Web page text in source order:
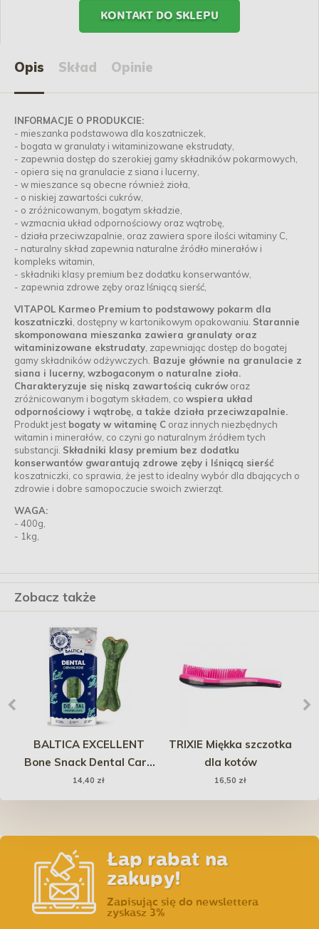
KONTAKT DO SKLEPU
Opis Skład Opinie
INFORMACJE O PRODUKCIE:
- mieszanka podstawowa dla koszatniczek,
- bogata w granulaty i witaminizowane ekstrudaty,
- zapewnia dostęp do szerokiej gamy składników pokarmowych,
- opiera się na granulacie z siana i lucerny,
- w mieszance są obecne również zioła,
- o niskiej zawartości cukrów,
- o zróżnicowanym, bogatym składzie,
- wzmacnia układ odpornościowy oraz wątrobę,
- działa przeciwzapalnie, oraz zawiera spore ilości witaminy C,
- naturalny skład zapewnia naturalne źródło minerałów i
kompleks witamin,
- składniki klasy premium bez dodatku konserwantów,
- zapewnia zdrowe zęby oraz lśniącą sierść,
VITAPOL Karmeo Premium to podstawowy pokarm dla
koszatniczki , dostępny w kartonikowym opakowaniu. Starannie
skomponowana mieszanka zawiera granulaty oraz
witaminizowane ekstrudaty , zapewniając dostęp do bogatej
gamy składników odżywczych. Bazuje głównie na granulacie z
siana i lucerny, wzbogaconym o naturalne zioła.
Charakteryzuje się niską zawartością cukrów oraz
zróżnicowanym i bogatym składem, co wspiera układ
odpornościowy i wątrobę, a także działa przeciwzapalnie.
Produkt jest bogaty w witaminę C oraz innych niezbędnych
witamin i minerałów, co czyni go naturalnym źródłem tych
substancji. Składniki klasy premium bez dodatku
konserwantów gwarantują zdrowe zęby i lśniącą sierść
koszatniczki, co sprawia, że jest to idealny wybór dla dbających o
zdrowie i dobre samopoczucie swoich zwierząt.
WAGA:
- 400g,
- 1kg,
Zobacz także
BALTICA EXCELLENT
Bone Snack Dental Care
1 szt.
14,40 zł
TRIXIE Miękka szczotka
dla kotów
16,50 zł
Łap rabat na
zakupy!
Zapisując się do newslettera
zyskasz 3%